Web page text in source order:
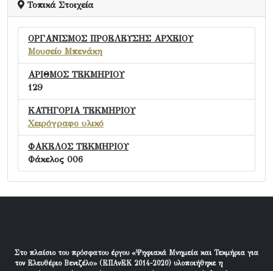
Τοπικά Στοιχεία
ΟΡΓΑΝΙΣΜΟΣ ΠΡΟΕΛΕΥΣΗΣ ΑΡΧΕΙΟΥ
Μουσείο Μπενάκη
ΑΡΙΘΜΟΣ ΤΕΚΜΗΡΙΟΥ
129
ΚΑΤΗΓΟΡΙΑ ΤΕΚΜΗΡΙΟΥ
Χειρόγραφο υλικό
ΦΑΚΕΛΟΣ ΤΕΚΜΗΡΙΟΥ
Φάκελος 006
Στο πλαίσιο του πρόσφατου έργου «Ψηφιακά Μνημεία και Τεκμήρια για
τον Ελευθέριο Βενιζέλο» (ΕΠΑνΕΚ 2014-2020) υλοποιήθηκε η